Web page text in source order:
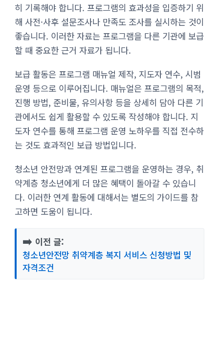
히 기록해야 합니다. 프로그램의 효과성을 입증하기 위
해 사전·사후 설문조사나 만족도 조사를 실시하는 것이
좋습니다. 이러한 자료는 프로그램을 다른 기관에 보급
할 때 중요한 근거 자료가 됩니다.
보급 활동은 프로그램 매뉴얼 제작, 지도자 연수, 시범
운영 등으로 이루어집니다. 매뉴얼은 프로그램의 목적,
진행 방법, 준비물, 유의사항 등을 상세히 담아 다른 기
관에서도 쉽게 활용할 수 있도록 작성해야 합니다. 지
도자 연수를 통해 프로그램 운영 노하우를 직접 전수하
는 것도 효과적인 보급 방법입니다.
청소년 안전망과 연계된 프로그램을 운영하는 경우, 취
약계층 청소년에게 더 많은 혜택이 돌아갈 수 있습니
다. 이러한 연계 활동에 대해서는 별도의 가이드를 참
고하면 도움이 됩니다.
➡️ 이전 글:
청소년안전망 취약계층 복지 서비스 신청방법 및
자격조건